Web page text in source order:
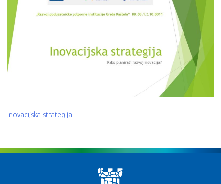
Inovacijska strategija